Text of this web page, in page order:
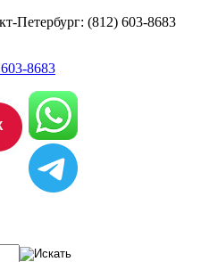
Петербург: (812) 603-8683
8683